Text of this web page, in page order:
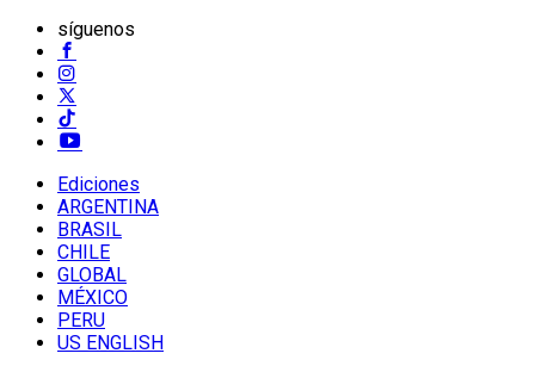
síguenos
Ediciones
ARGENTINA
BRASIL
CHILE
GLOBAL
MÉXICO
PERU
US ENGLISH